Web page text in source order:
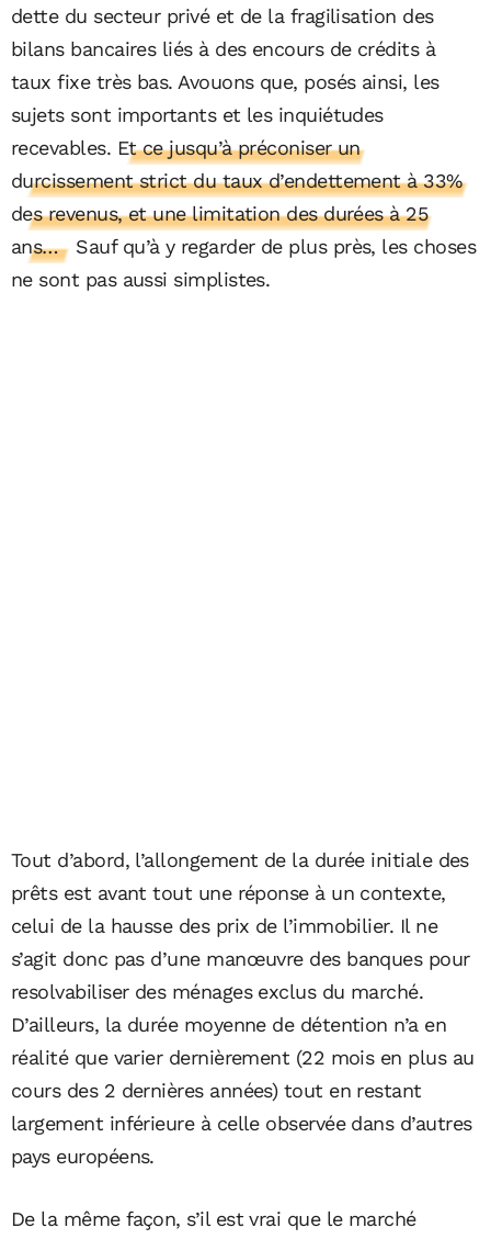
dette du secteur privé et de la fragilisation des
bilans bancaires liés à des encours de crédits à
taux fixe très bas. Avouons que, posés ainsi, les
sujets sont importants et les inquiétudes
recevables. Et ce jusqu’à préconiser un
durcissement strict du taux d’endettement à 33%
des revenus, et une limitation des durées à 25
ans… Sauf qu’à y regarder de plus près, les choses
ne sont pas aussi simplistes.
Tout d’abord, l’allongement de la durée initiale des
prêts est avant tout une réponse à un contexte,
celui de la hausse des prix de l’immobilier. Il ne
s’agit donc pas d’une manœuvre des banques pour
resolvabiliser des ménages exclus du marché.
D’ailleurs, la durée moyenne de détention n’a en
réalité que varier dernièrement (22 mois en plus au
cours des 2 dernières années) tout en restant
largement inférieure à celle observée dans d’autres
pays européens.
De la même façon, s’il est vrai que le marché